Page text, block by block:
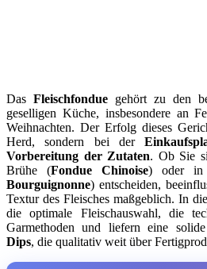
Das Fleischfondue gehört zu den
geselligen Küche, insbesondere an
Weihnachten. Der Erfolg dieses
Herd, sondern bei der
Vorbereitung der Zutaten. Ob Sie
Brühe (Fondue Chinoise) oder in
Bourguignonne) entscheiden,
Textur des Fleisches maßgeblich. In
die optimale Fleischauswahl, die
Garmethoden und liefern eine
Dips, die qualitativ weit über